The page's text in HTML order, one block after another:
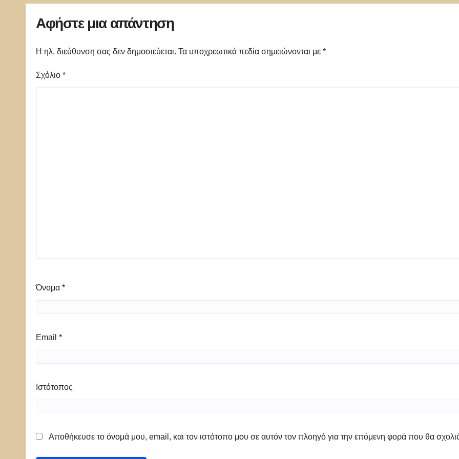
Αφήστε μια απάντηση
Η ηλ. διεύθυνση σας δεν δημοσιεύεται. Τα υποχρεωτικά πεδία σημειώνονται με *
Σχόλιο *
Όνομα *
Email *
Ιστότοπος
Αποθήκευσε το όνομά μου, email, και τον ιστότοπο μου σε αυτόν τον πλοηγό για την επόμενη φορά που θα